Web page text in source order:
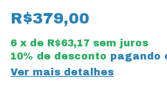
R$379,00
6 x de R$63,17 sem juros
10% de desconto pagando
Ver mais detalhes